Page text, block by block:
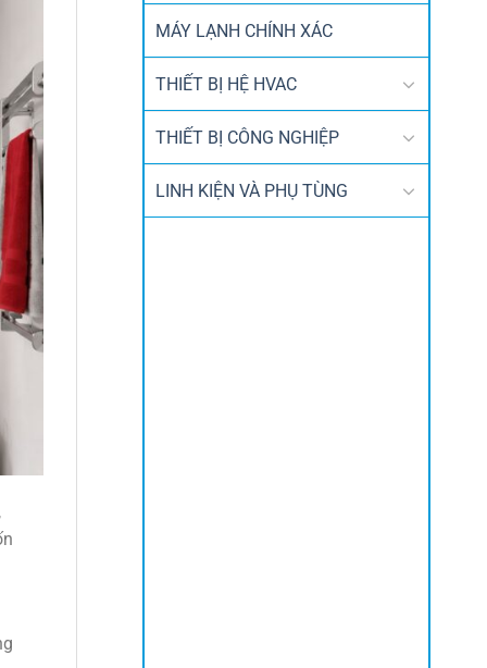
MÁY LẠNH CHÍNH XÁC
THIẾT BỊ HỆ HVAC
THIẾT BỊ CÔNG NGHIỆP
LINH KIỆN VÀ PHỤ TÙNG